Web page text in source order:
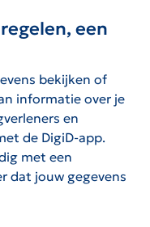
een
bekijken of
informatie over je
en
de DigiD-app.
met een
dat jouw gegevens